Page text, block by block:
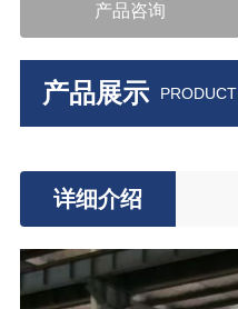
产品咨询
产品展示 PRODUCT
详细介绍